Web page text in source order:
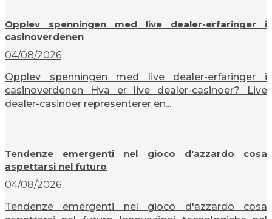
Opplev spenningen med live dealer-erfaringer i
casinoverdenen
04/08/2026
Opplev spenningen med live dealer-erfaringer i
casinoverdenen Hva er live dealer-casinoer? Live
dealer-casinoer representerer en...
Tendenze emergenti nel gioco d'azzardo cosa
aspettarsi nel futuro
04/08/2026
Tendenze emergenti nel gioco d'azzardo cosa